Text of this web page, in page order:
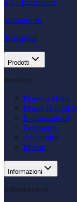
4.7 · Eccellente
Valutato su
Trustpilot
Prodotti
Prodotti
Penne a sfera
Penne Digital
Evidenziatori
Portamine
Accendini
Matite
Informazioni
Informazioni